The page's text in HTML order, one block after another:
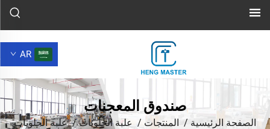
AR
صندوق المعجنات
الصفحة الرئيسية /المنتجات / علبة الحلويات/علبة الحلويات